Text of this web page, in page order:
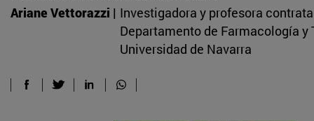
Ariane Vettorazzi | Investigadora y profesora
Departamento de Farmacología y
Universidad de Navarra